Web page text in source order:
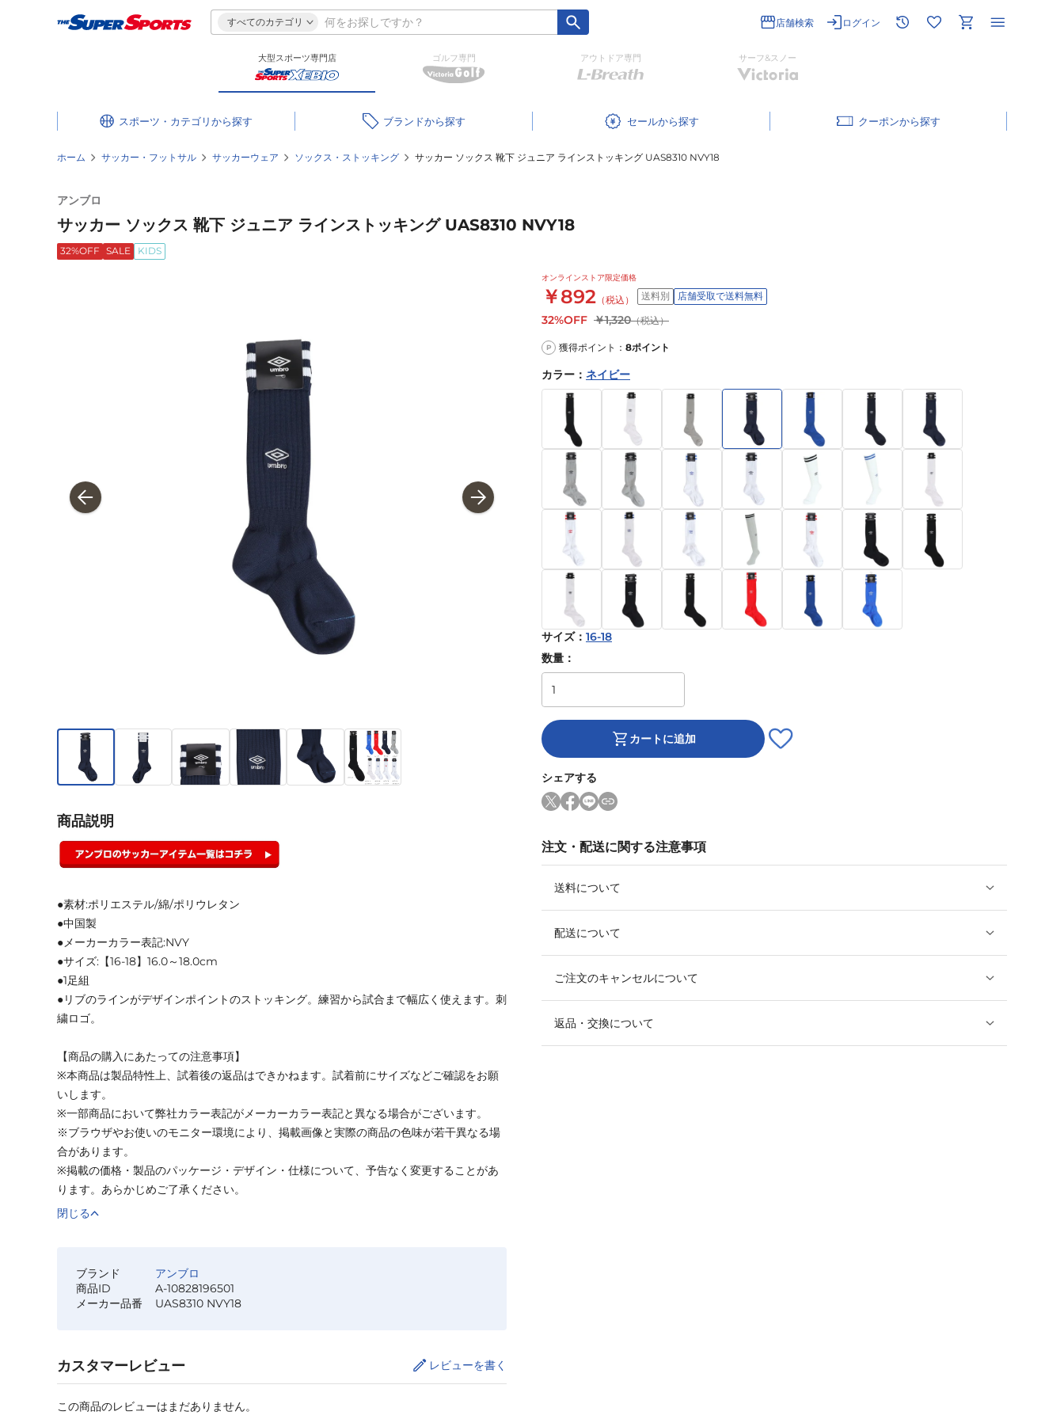
すべてのカテゴリ 店舗検索 ログイン
大型スポーツ専門店 ゴルフ専門 アウトドア専門 サーフ&スノー
スポーツ・カテゴリ ブランド セール クーポン
ホーム サッカー・フットサル サッカーウェア ソックス・ストッキング サッカー ソックス 靴下 ジュニア ラインストッキング UAS8310 NVY18
アンブロ
サッカー ソックス 靴下 ジュニア ラインストッキング UAS8310 NVY18
32%OFF SALE KIDS
オンラインストア限定価格
￥892 （税込） 送料別 店舗受取で送料無料
32%OFF ￥1,320（税込）
P 獲得ポイント： 8ポイント
カラー ： ネイビー
サイズ： 16-18
数量：
カートに追加
シェアする
注文・配送に関する注意事項
送料について
配送について
ご注文のキャンセルについて
返品・交換について
商品説明
●素材:ポリエステル/綿/ポリウレタン
●中国製
●メーカーカラー表記:NVY
●サイズ:【16-18】16.0～18.0cm
●1足組
●リブのラインがデザインポイントのストッキング。練習から試合まで幅広く使えます。刺
繍ロゴ。
【商品の購入にあたっての注意事項】
※本商品は製品特性上、試着後の返品はできかねます。試着前にサイズなどご確認をお願
いします。
※一部商品において弊社カラー表記がメーカーカラー表記と異なる場合がございます。
※ブラウザやお使いのモニター環境により、掲載画像と実際の商品の色味が若干異なる場
合があります。
※掲載の価格・製品のパッケージ・デザイン・仕様について、予告なく変更することがあ
ります。あらかじめご了承ください。
閉じる
ブランド
アンブロ
商品ID
A-10828196501
メーカー品番
UAS8310 NVY18
カスタマーレビュー レビューを書く
この商品のレビューはまだありません。